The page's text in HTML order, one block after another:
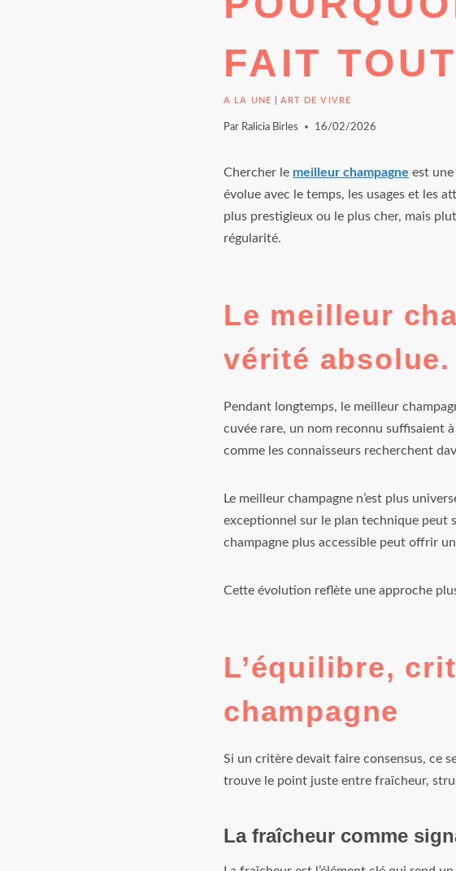
FAIT
A LA UNE ART DE VIVRE
Par Ralicia Birles 16/02/2026
Chercher le meilleur champagne est
évolue avec le temps, les usages et les
plus prestigieux ou le plus cher, mais
régularité.
Le meilleur
vérité absolue.
Pendant longtemps, le meilleur
cuvée rare, un nom reconnu suffisaient
comme les connaisseurs recherchent
Le meilleur champagne n’est plus
exceptionnel sur le plan technique peut
champagne plus accessible peut offrir
Cette évolution reflète une approche
L’équilibre,
champagne
Si un critère devait faire consensus, ce
trouve le point juste entre fraîcheur,
La fraîcheur comme